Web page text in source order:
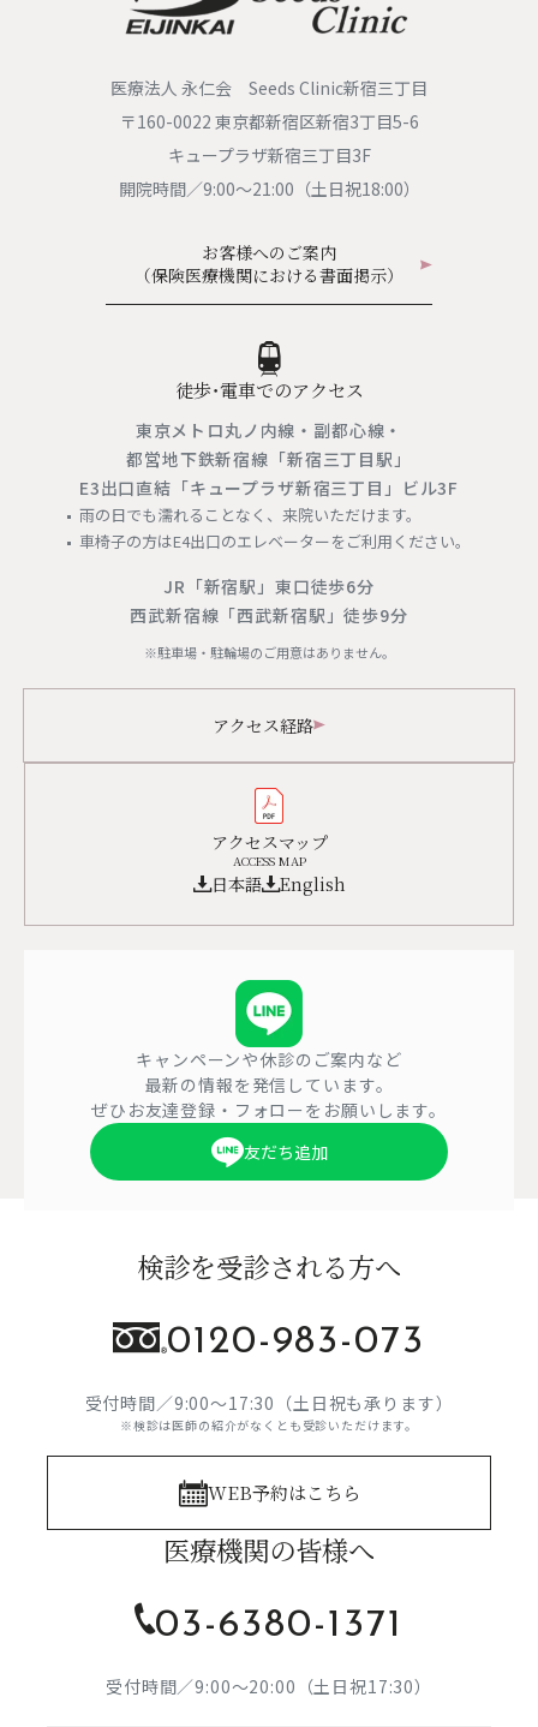
医療法人 永仁会 Seeds Clinic新宿三丁目
〒160-0022 東京都新宿区新宿3丁目5-6
キュープラザ新宿三丁目3F
開院時間／9:00〜21:00（土日祝18:00）
お客様へのご案内
（保険医療機関における書面掲示）
徒歩・電車でのアクセス
東京メトロ丸ノ内線・副都心線・
都営地下鉄新宿線「新宿三丁目駅」
E3出口直結「キュープラザ新宿三丁目」ビル3F
雨の日でも濡れることなく、来院いただけます。
車椅子の方はE4出口のエレベーターをご利用ください。
JR「新宿駅」東口徒歩6分
西武新宿線「西武新宿駅」徒歩9分
※駐車場・駐輪場のご用意はありません。
アクセス経路
アクセスマップ
ACCESS MAP
日本語 English
キャンペーンや休診のご案内など
最新の情報を発信しています。
ぜひお友達登録・フォローをお願いします。
友だち追加
検診を受診される方へ
0120-983-073
受付時間／9:00～17:30（土日祝も承ります）
※検診は医師の紹介がなくとも受診いただけます。
WEB予約はこちら
医療機関の皆様へ
03-6380-1371
受付時間／9:00～20:00（土日祝17:30）